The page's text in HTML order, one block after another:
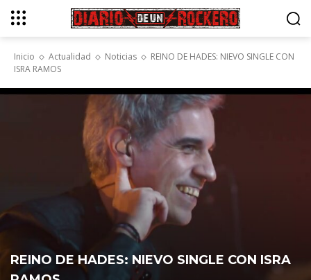
Inicio Actualidad Noticias
REINO DE HADES: NIEVO SINGLE CON
ISRA RAMOS
REINO DE HADES: NIEVO SINGLE CON ISRA